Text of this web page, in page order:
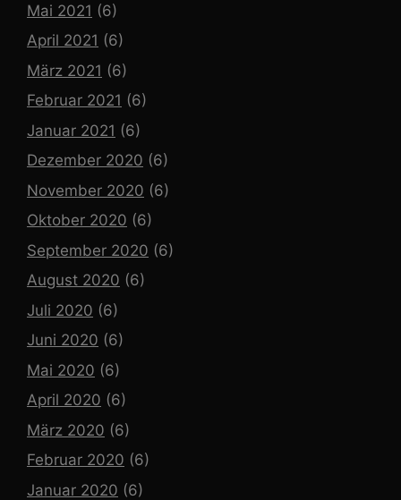
Mai 2021 (6)
April 2021 (6)
März 2021 (6)
Februar 2021 (6)
Januar 2021 (6)
Dezember 2020 (6)
November 2020 (6)
Oktober 2020 (6)
September 2020 (6)
August 2020 (6)
Juli 2020 (6)
Juni 2020 (6)
Mai 2020 (6)
April 2020 (6)
März 2020 (6)
Februar 2020 (6)
Januar 2020 (6)